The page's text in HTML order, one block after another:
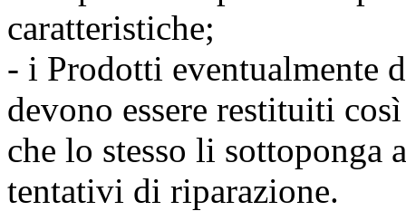
caratteristiche;
- i Prodotti eventualmente
devono essere restituiti
che lo stesso li
tentativi di riparazione.